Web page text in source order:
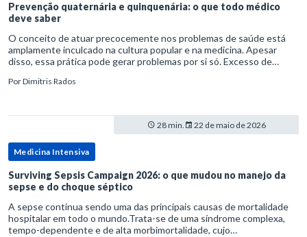
Prevenção quaternária e quinquenária: o que todo médico
deve saber
O conceito de atuar precocemente nos problemas de saúde está
amplamente inculcado na cultura popular e na medicina. Apesar
disso, essa prática pode gerar problemas por si só. Excesso de
PorDimitris Rados
28 min. 22 de maio de 2026
Medicina Intensiva
Surviving Sepsis Campaign 2026: o que mudou no manejo da
sepse e do choque séptico
A sepse continua sendo uma das principais causas de mortalidade
hospitalar em todo o mundo.Trata-se de uma síndrome complexa,
tempo-dependente e de alta morbimortalidade, cujo